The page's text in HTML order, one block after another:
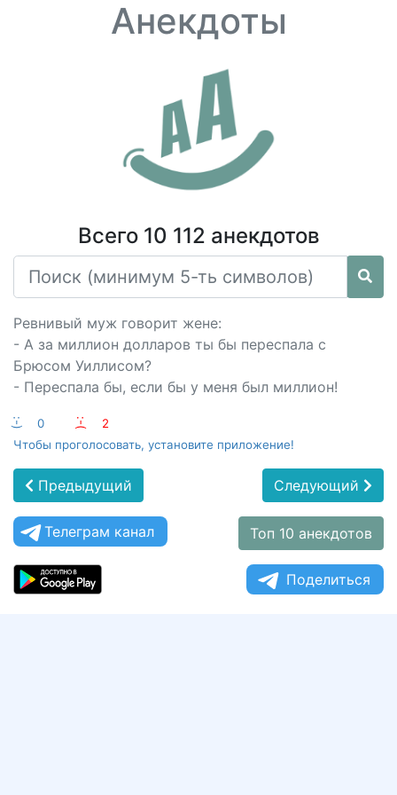
Анекдоты
Всего 10 112 анекдотов
Ревнивый муж говорит жене:
- А за миллион долларов ты бы переспала с
Брюсом Уиллисом?
- Переспала бы, если бы у меня был миллион!
:-) 0 :-(
2
Чтобы проголосовать, установите приложение!
Предыдущий Следующий
Телеграм канал Топ 10 анекдотов
Поделиться